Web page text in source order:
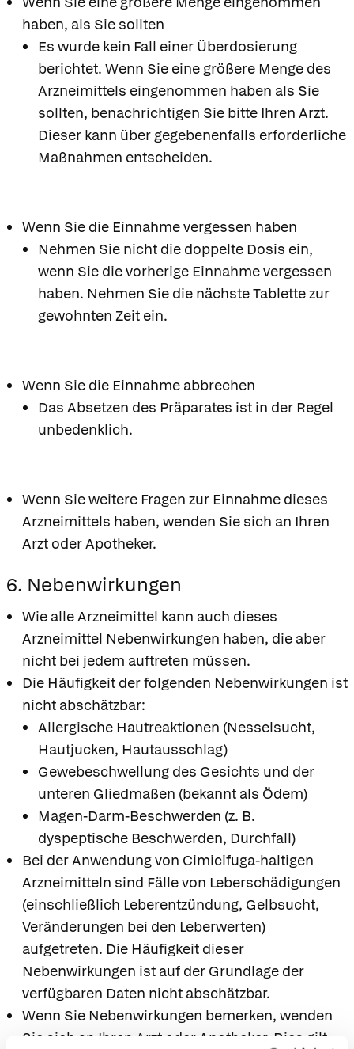
haben, als Sie sollten
Es wurde kein Fall einer Überdosierung
berichtet. Wenn Sie eine größere Menge des
Arzneimittels eingenommen haben als Sie
sollten, benachrichtigen Sie bitte Ihren Arzt.
Dieser kann über gegebenenfalls erforderliche
Maßnahmen entscheiden.
Wenn Sie die Einnahme vergessen haben
Nehmen Sie nicht die doppelte Dosis ein,
wenn Sie die vorherige Einnahme vergessen
haben. Nehmen Sie die nächste Tablette zur
gewohnten Zeit ein.
Wenn Sie die Einnahme abbrechen
Das Absetzen des Präparates ist in der Regel
unbedenklich.
Wenn Sie weitere Fragen zur Einnahme dieses
Arzneimittels haben, wenden Sie sich an Ihren
Arzt oder Apotheker.
6. Nebenwirkungen
Wie alle Arzneimittel kann auch dieses
Arzneimittel Nebenwirkungen haben, die aber
nicht bei jedem auftreten müssen.
Die Häufigkeit der folgenden Nebenwirkungen ist
nicht abschätzbar:
Allergische Hautreaktionen (Nesselsucht,
Hautjucken, Hautausschlag)
Gewebeschwellung des Gesichts und der
unteren Gliedmaßen (bekannt als Ödem)
Magen-Darm-Beschwerden (z. B.
dyspeptische Beschwerden, Durchfall)
Bei der Anwendung von Cimicifuga-haltigen
Arzneimitteln sind Fälle von Leberschädigungen
(einschließlich Leberentzündung, Gelbsucht,
Veränderungen bei den Leberwerten)
aufgetreten. Die Häufigkeit dieser
Nebenwirkungen ist auf der Grundlage der
verfügbaren Daten nicht abschätzbar.
Wenn Sie Nebenwirkungen bemerken, wenden
Sie sich an Ihren Arzt oder Apotheker. Dies gilt